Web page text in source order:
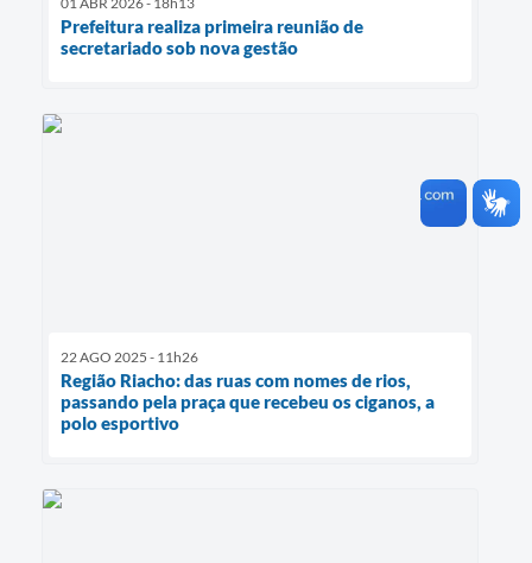
Prefeitura realiza primeira reunião de
secretariado sob nova gestão
22 AGO 2025 - 11h26
Região Riacho: das ruas com nomes de rios,
passando pela praça que recebeu os ciganos, a
polo esportivo